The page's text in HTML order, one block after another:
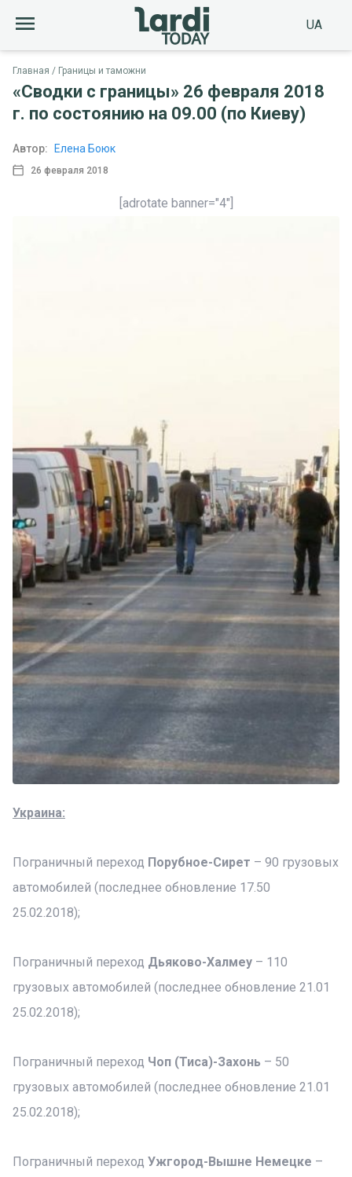
UA
Главная Границы и таможни
«Сводки с границы» 26 февраля 2018
г. по состоянию на 09.00 (по Киеву)
26 февраля 2018
Автор: Елена Боюк
[adrotate banner="4"]
Украина:
Пограничный переход Порубное-Сирет – 90 грузовых
автомобилей (последнее обновление 17.50
25.02.2018);
Пограничный переход Дьяково-Халмеу – 110
грузовых автомобилей (последнее обновление 21.01
25.02.2018);
Пограничный переход Чоп (Тиса)-Захонь – 50
грузовых автомобилей (последнее обновление 21.01
25.02.2018);
Пограничный переход Ужгород-Вышне Немецке –